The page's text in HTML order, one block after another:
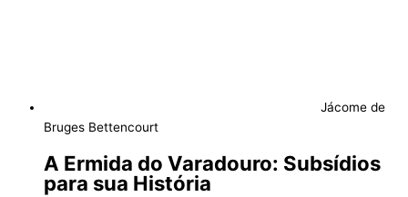
Jácome de
Bruges Bettencourt
A Ermida do Varadouro: Subsídios
para sua História